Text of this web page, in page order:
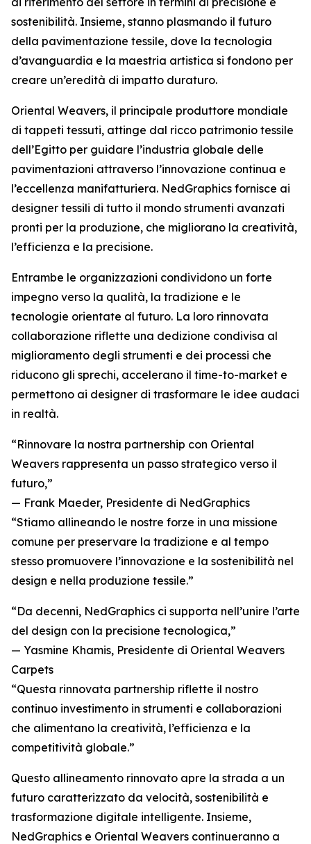
sostenibilità. Insieme, stanno plasmando il futuro
della pavimentazione tessile, dove la tecnologia
d’avanguardia e la maestria artistica si fondono per
creare un’eredità di impatto duraturo.
Oriental Weavers, il principale produttore mondiale
di tappeti tessuti, attinge dal ricco patrimonio tessile
dell’Egitto per guidare l’industria globale delle
pavimentazioni attraverso l’innovazione continua e
l’eccellenza manifatturiera. NedGraphics fornisce ai
designer tessili di tutto il mondo strumenti avanzati
pronti per la produzione, che migliorano la creatività,
l’efficienza e la precisione.
Entrambe le organizzazioni condividono un forte
impegno verso la qualità, la tradizione e le
tecnologie orientate al futuro. La loro rinnovata
collaborazione riflette una dedizione condivisa al
miglioramento degli strumenti e dei processi che
riducono gli sprechi, accelerano il time-to-market e
permettono ai designer di trasformare le idee audaci
in realtà.
“Rinnovare la nostra partnership con Oriental
Weavers rappresenta un passo strategico verso il
futuro,”
— Frank Maeder, Presidente di NedGraphics
“Stiamo allineando le nostre forze in una missione
comune per preservare la tradizione e al tempo
stesso promuovere l’innovazione e la sostenibilità nel
design e nella produzione tessile.”
“Da decenni, NedGraphics ci supporta nell’unire l’arte
del design con la precisione tecnologica,”
— Yasmine Khamis, Presidente di Oriental Weavers
Carpets
“Questa rinnovata partnership riflette il nostro
continuo investimento in strumenti e collaborazioni
che alimentano la creatività, l’efficienza e la
competitività globale.”
Questo allineamento rinnovato apre la strada a un
futuro caratterizzato da velocità, sostenibilità e
trasformazione digitale intelligente. Insieme,
NedGraphics e Oriental Weavers continueranno a